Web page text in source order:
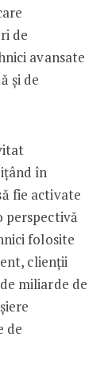
de
avansate
și de
în
fie activate
perspectivă
folosite
clienții
miliarde de
de